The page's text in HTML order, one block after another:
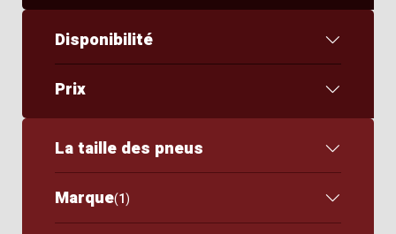
Disponibilité
Prix
La taille des pneus
Marque(1)